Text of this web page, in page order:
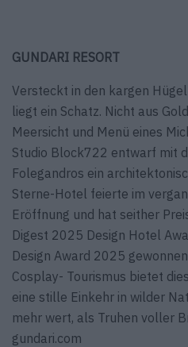
GUNDARI RESORT
Versteckt in den kargen
liegt ein Schatz. Nicht aus
Meersicht und Menü eines
Studio Block722 entwarf mit
Folegandros ein
Sterne-Hotel feierte im
Eröffnung und hat seither
Digest 2025 Design Hotel
Design Award 2025
Cosplay- Tourismus bietet
eine stille Einkehr in wilder
mehr wert, als Truhen voller
gundari.com